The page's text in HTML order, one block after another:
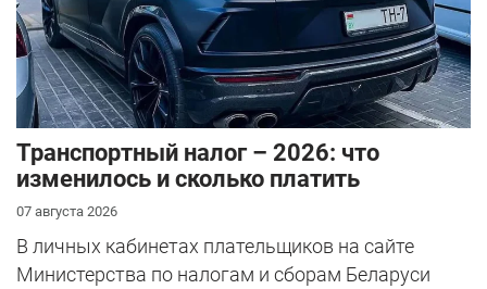
Транспортный налог – 2026: что
изменилось и сколько платить
07 августа 2026
В личных кабинетах плательщиков на сайте
Министерства по налогам и сборам Беларуси